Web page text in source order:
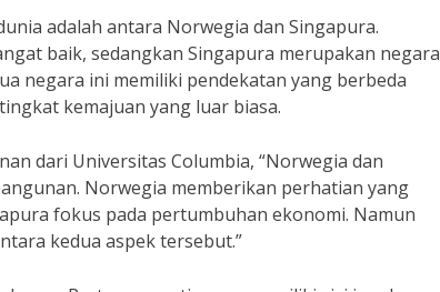
adalah antara Norwegia dan Singapura.
baik, sedangkan Singapura merupakan negara
negara ini memiliki pendekatan yang berbeda
kemajuan yang luar biasa.
dari Universitas Columbia, “Norwegia dan
Norwegia memberikan perhatian yang
fokus pada pertumbuhan ekonomi. Namun
kedua aspek tersebut.”